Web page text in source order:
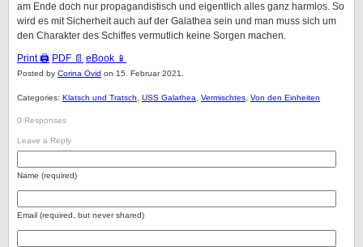
am Ende doch nur propagandistisch und eigentlich alles ganz harmlos. So
wird es mit Sicherheit auch auf der Galathea sein und man muss sich um
den Charakter des Schiffes vermutlich keine Sorgen machen.
Print 🖨 PDF 📄 eBook 📱
Posted by Corina Ovid on 15. Februar 2021.
Categories: Klatsch und Tratsch USS Galathea Vermischtes Von den Einheiten
0 Responses
Leave a Reply
Name (required)
Email (required, but never shared)